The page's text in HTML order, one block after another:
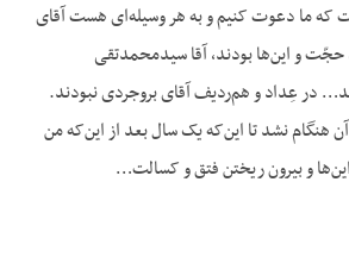
که ما دعوت کنیم و به هر وسیله‌ای هست آقای
حجّت و این‌ها بودند، آقا سیدمحمدتقی
در عِداد و هم‌ردیف آقای بروجردی نبودند.
هنگام نشد تا این‌که یک سال بعد از این‌که من
و بیرون ریختن فتق و کسالت…